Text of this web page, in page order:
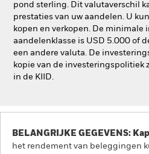
pond sterling. Dit valutaverschil
prestaties van uw aandelen. U
kopen en verkopen. De minimale
aandelenklasse is USD 5.000 of
een andere valuta. De
kopie van de investeringspolitiek
in de KIID.
BELANGRIJKE GEGEVENS:
het rendement van beleggingen